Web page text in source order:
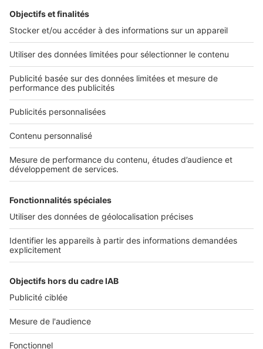
2 rue des Italiens 75009 Paris
01 53 38 80 00
Nos solutions pro
Actualités pro
Nous contacter
Connexion à My SeLoger Pro
Espace Presse